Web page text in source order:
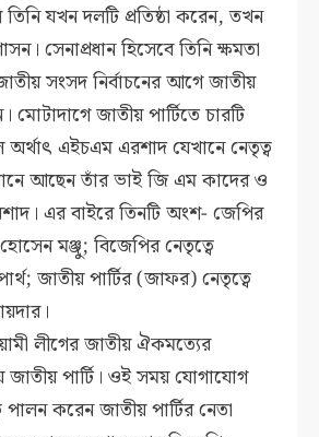
যখন দলটি প্রতিষ্ঠা করেন, তখন
সেনাপ্রধান হিসেবে তিনি ক্ষমতা
সংসদ নির্বাচনের আগে জাতীয়
মোটাদাগে জাতীয় পার্টিতে চারটি
অর্থাৎ এইচএম এরশাদ যেখানে নেতৃত্ব
আছেন তাঁর ভাই জি এম কাদের ও
এর বাইরে তিনটি অংশ- জেপির
মঞ্জু; বিজেপির নেতৃত্বে
জাতীয় পার্টির (জাফর) নেতৃত্বে
লীগের জাতীয় ঐকমত্যের
পার্টি। ওই সময় যোগাযোগ
পালন করেন জাতীয় পার্টির নেতা